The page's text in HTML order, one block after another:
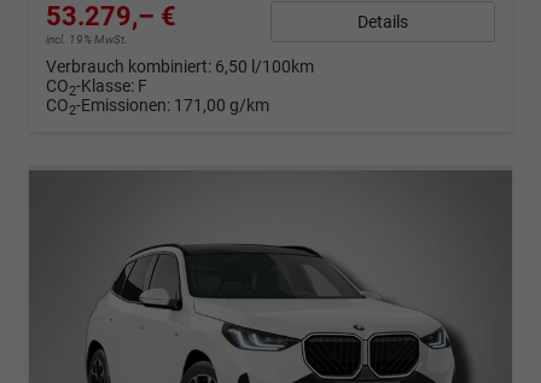
53.279,– €
incl. 19% MwSt.
Details
Verbrauch kombiniert: 6,50 l/100km
CO2-Klasse: F
CO2-Emissionen: 171,00 g/km